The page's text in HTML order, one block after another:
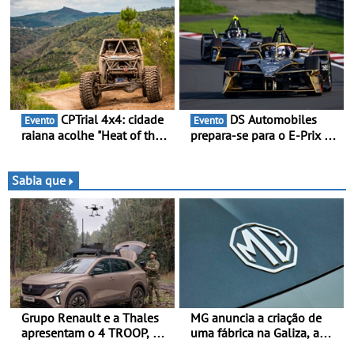
Piloto de Beja disputa a 3ª
ronda do RMC Portugal
com ambição renovada de
regressar ao pódio
Novo automóvel de
competição, um calendário
apelativo e uma equipa
júnior competitiva
Evento
raiana acolhe "Heat of the
Evento
prepara-se para o E-Prix de
no campeonato
Sabia que
Grupo Renault e a Thales
apresentam o 4 TROOP, um
MG anuncia a criação de
uma fábrica na Galiza, a